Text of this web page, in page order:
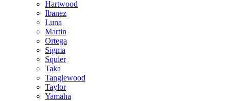
Hartwood
Ibanez
Luna
Martin
Ortega
Sigma
Squier
Taka
Tanglewood
Taylor
Yamaha